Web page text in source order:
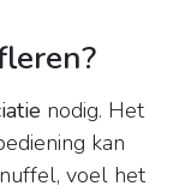
nodig. Het
kan
voel het